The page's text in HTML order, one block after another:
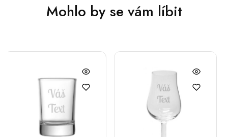
Mohlo by se vám líbit